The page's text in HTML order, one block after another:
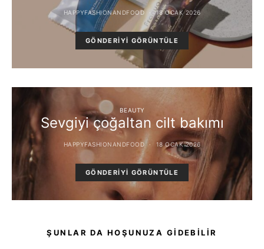
HAPPYFASHIONANDFOOD 18 OCAK 2026
GÖNDERIYI GÖRÜNTÜLE
BEAUTY
Sevgiyi çoğaltan cilt bakımı
HAPPYFASHIONANDFOOD 18 OCAK 2026
GÖNDERIYI GÖRÜNTÜLE
ŞUNLAR DA HOŞUNUZA GIDEBILIR